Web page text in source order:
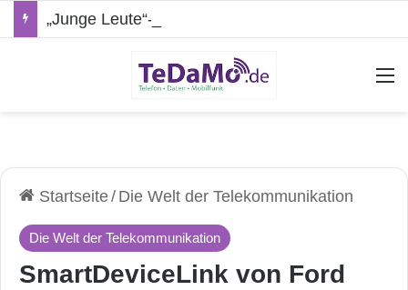
Startseite/ Die Welt der Telekommunikation
Die Welt der Telekommunikation
SmartDeviceLink von Ford